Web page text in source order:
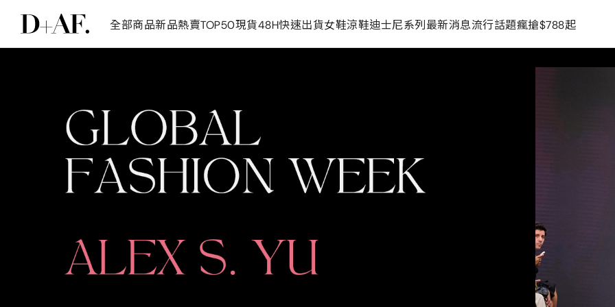
全部商品新品熱賣TOP50現貨48H快速出貨女鞋涼鞋迪士尼系列最新消息流行話題瘋搶$788起